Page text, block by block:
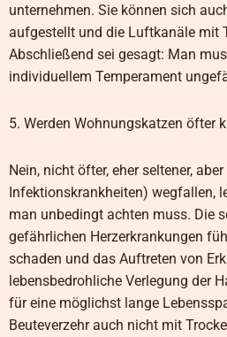
unternehmen. Sie können sich
aufgestellt und die Luftkanäle mit
Abschließend sei gesagt: Man
individuellem Temperament
5. Werden Wohnungskatzen öfter
Nein, nicht öfter, eher seltener,
Infektionskrankheiten) wegfallen,
man unbedingt achten muss. Die
gefährlichen Herzerkrankungen
schaden und das Auftreten von
lebensbedrohliche Verlegung der
für eine möglichst lange
Beuteverzehr auch nicht mit